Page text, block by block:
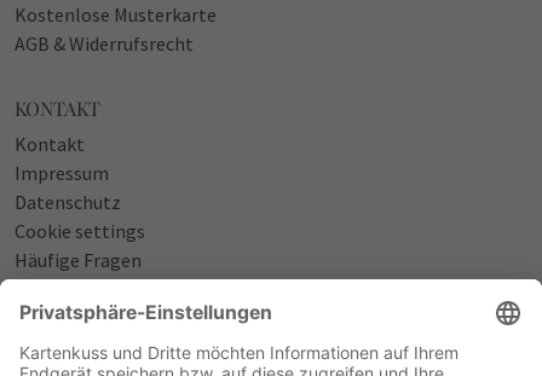
Kostenlose Musterkarte
AGB & Widerrufsrecht
KONTAKT
Kontakt
Impressum
Datenschutz
Cookie settings
Häufige Fragen
NÜTZLICHES